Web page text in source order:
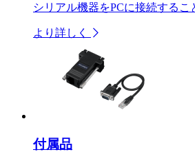
シリアル機器をPCに接続するこ
より詳しく
付属品